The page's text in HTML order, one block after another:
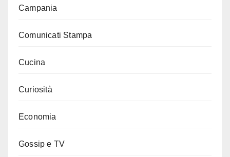
Campania
Comunicati Stampa
Cucina
Curiosità
Economia
Gossip e TV